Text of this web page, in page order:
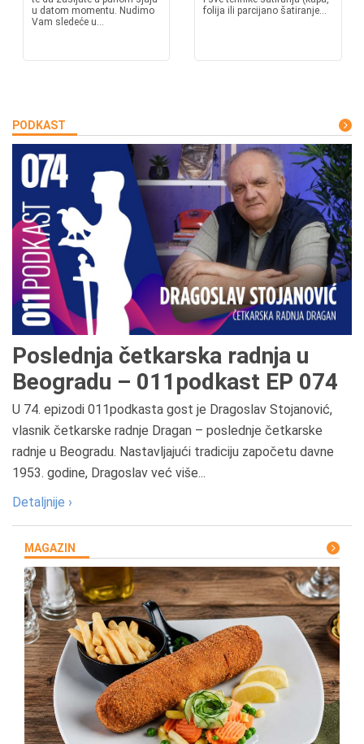
u datom momentu. Nudimo
Vam sledeće u...
folija ili parcijano šatiranje...
PODKAST
Poslednja četkarska radnja u
Beogradu – 011podkast EP 074
U 74. epizodi 011podkasta gost je Dragoslav Stojanović,
vlasnik četkarske radnje Dragan – poslednje četkarske
radnje u Beogradu. Nastavljajući tradiciju započetu davne
1953. godine, Dragoslav već više...
Detaljnije ›
MAGAZIN